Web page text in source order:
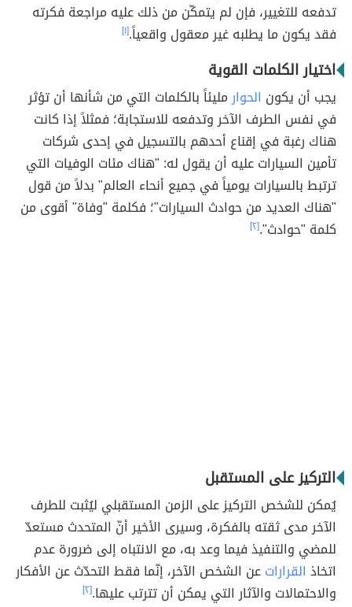
تدفعه للتغيير، فإن لم يتمكّن من ذلك عليه مراجعة فكرته
فقد يكون ما يطلبه غير معقول واقعياً.[١]
اختيار الكلمات القوية
يجب أن يكون الحوارمليئاً بالكلمات التي من شأنها أن تؤثر
في نفس الطرف الآخر وتدفعه للاستجابة؛ فمثلاً إذا كانت
هناك رغبة في إقناع أحدهم بالتسجيل في إحدى شركات
تأمين السيارات عليه أن يقول له: "هناك مئات الوفيات التي
ترتبط بالسيارات يومياً في جميع أنحاء العالم" بدلاً من قول
"هناك العديد من حوادث السيارات"؛ فكلمة "وفاة" أقوى من
كلمة "حوادث".[٢]
التركيز على المستقبل
يُمكن للشخص التركيز على الزمن المستقبلي ليُثبت للطرف
الآخر مدى ثقته بالفكرة، وسيرى الأخير أنّ المتحدث مستعدّ
للمضي والتنفيذ فيما وعد به، مع الانتباه إلى ضرورة عدم
اتخاذ القراراتعن الشخص الآخر، إنّما فقط التحدّث عن الأفكار
والاحتمالات والآثار التي يمكن أن تترتب عليها.[٢]